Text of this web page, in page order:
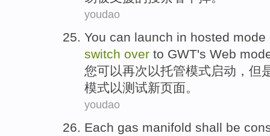
youdao
You can launch in hosted mode
switch over to GWT's Web
您可以再次 以托管模式启动 ， 但
模式以测试新页面。
youdao
Each gas manifold shall be